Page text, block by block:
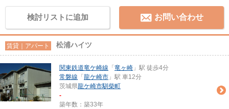
検討リストに追加 お問い合わせ
賃貸｜アパート 松浦ハイツ
関東鉄道竜ケ崎線 「 竜ヶ崎 」駅 徒歩4分
常磐線 「 龍ケ崎市 」駅 車12分
茨城県龍ケ崎市馴柴町
-
築年数：築33年